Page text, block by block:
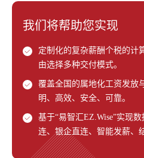
我们将帮助您实现
定制化的复杂薪酬个税的计
由选择多种交付模式。
覆盖全国的属地化工资发放
明、高效、安全、可靠。
基于“易智汇EZ.Wise”实现
连、银企直连、智能发薪、